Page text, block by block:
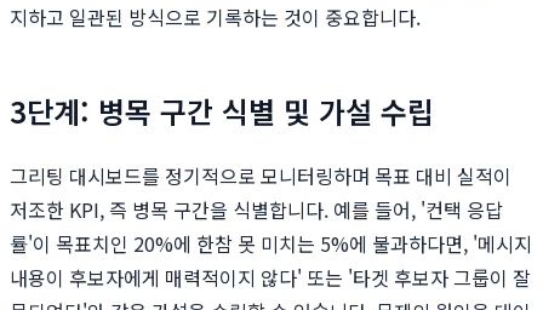
지하고 일관된 방식으로 기록하는 것이 중요합니다.
3단계: 병목 구간 식별 및 가설 수립
그리팅 대시보드를 정기적으로 모니터링하며 목표 대비 실적이
저조한 KPI, 즉 병목 구간을 식별합니다. 예를 들어, '컨택 응답
률'이 목표치인 20%에 한참 못 미치는 5%에 불과하다면, '메시지
내용이 후보자에게 매력적이지 않다' 또는 '타겟 후보자 그룹이 잘